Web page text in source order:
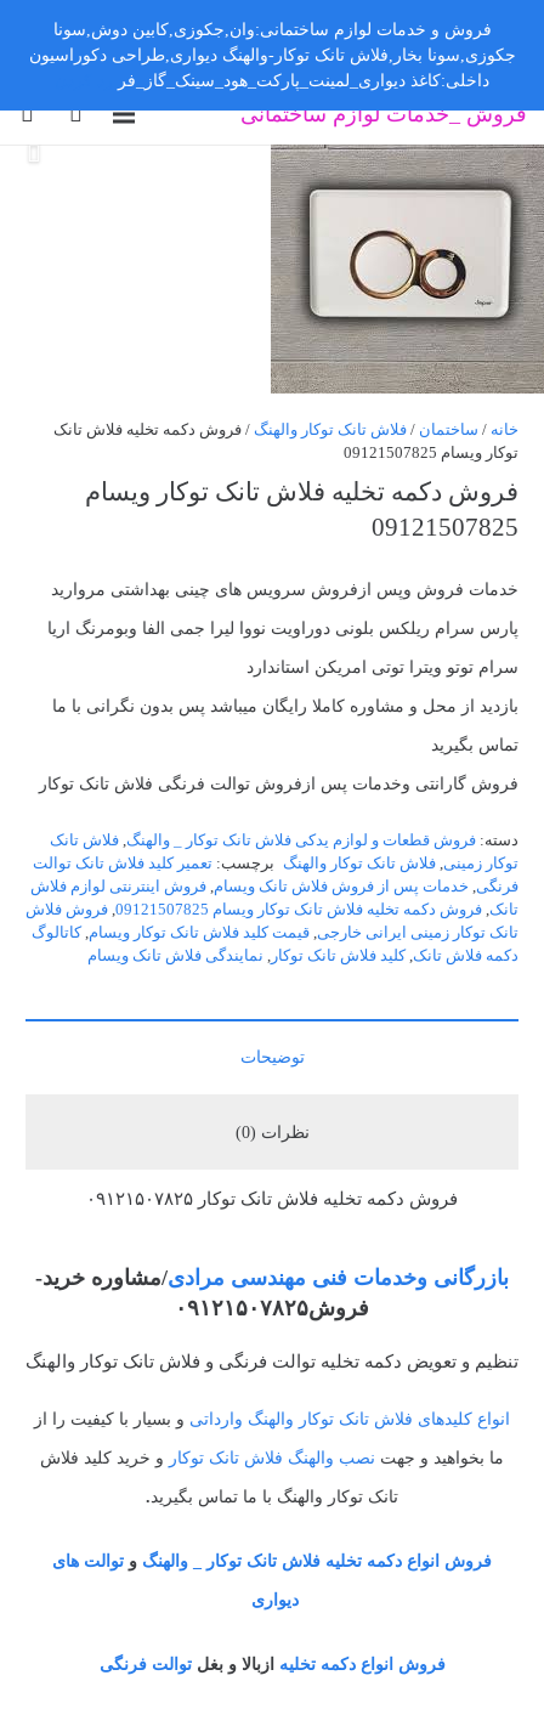
فروش _خدمات لوازم ساختمانی
خانه / ساختمان / فلاش تانک توکار والهنگ / فروش دکمه تخلیه فلاش تانک
توکار ویسام 09121507825
فروش دکمه تخلیه فلاش تانک توکار ویسام
09121507825
خدمات فروش وپس ازفروش سرویس های چینی بهداشتی مروارید
پارس سرام ریلکس بلونی دوراویت نووا لیرا جمی الفا وبومرنگ اریا
سرام توتو ویترا توتی امریکن استاندارد
بازدید از محل و مشاوره کاملا رایگان میباشد پس بدون نگرانی با ما
تماس بگیرید
فروش گارانتی وخدمات پس ازفروش توالت فرنگی فلاش تانک توکار
دسته: فروش قطعات و لوازم یدکی فلاش تانک توکار _ والهنگ, فلاش تانک
توکار زمینی, فلاش تانک توکار والهنگ برچسب:تعمیر کلید فلاش تانک توالت
فرنگی, خدمات پس از فروش فلاش تانک ویسام, فروش اینترنتی لوازم فلاش
تانک, فروش دکمه تخلیه فلاش تانک توکار ویسام 09121507825 , فروش فلاش
تانک توکار زمینی ایرانی خارجی, قیمت کلید فلاش تانک توکار ویسام, کاتالوگ
دکمه فلاش تانک, کلید فلاش تانک توکار , نمایندگی فلاش تانک ویسام
توضیحات
نظرات (0)
فروش دکمه تخلیه فلاش تانک توکار ۰۹۱۲۱۵۰۷۸۲۵
بازرگانی وخدمات فنی مهندسی مرادی/مشاوره خرید-
فروش۰۹۱۲۱۵۰۷۸۲۵
تنظیم و تعویض دکمه تخلیه توالت فرنگی و فلاش تانک توکار والهنگ
انواع کلیدهای فلاش تانک توکار والهنگ وارداتی و بسیار با کیفیت را از
ما بخواهید و جهت نصب والهنگ فلاش تانک توکار و خرید کلید فلاش
تانک توکار والهنگ با ما تماس بگیرید.
فروش انواع دکمه تخلیه فلاش تانک توکار _ والهنگ و توالت های
دیواری
فروش انواع دکمه تخلیه ازبالا و بغلتوالت فرنگی
فروش و خدمات لوازم ساختمانی:وان,جکوزی,کابین دوش,سونا
جکوزی,سونا بخار,فلاش تانک توکار-والهنگ دیواری,طراحی دکوراسیون
داخلی:کاغذ دیواری_لمینت_پارکت_هود_سینک_گاز_فر